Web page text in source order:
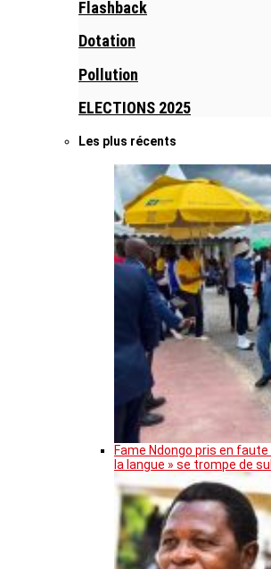
Flashback
Dotation
Pollution
ELECTIONS 2025
Les plus récents
Fame Ndongo pris en
la langue » se trompe de